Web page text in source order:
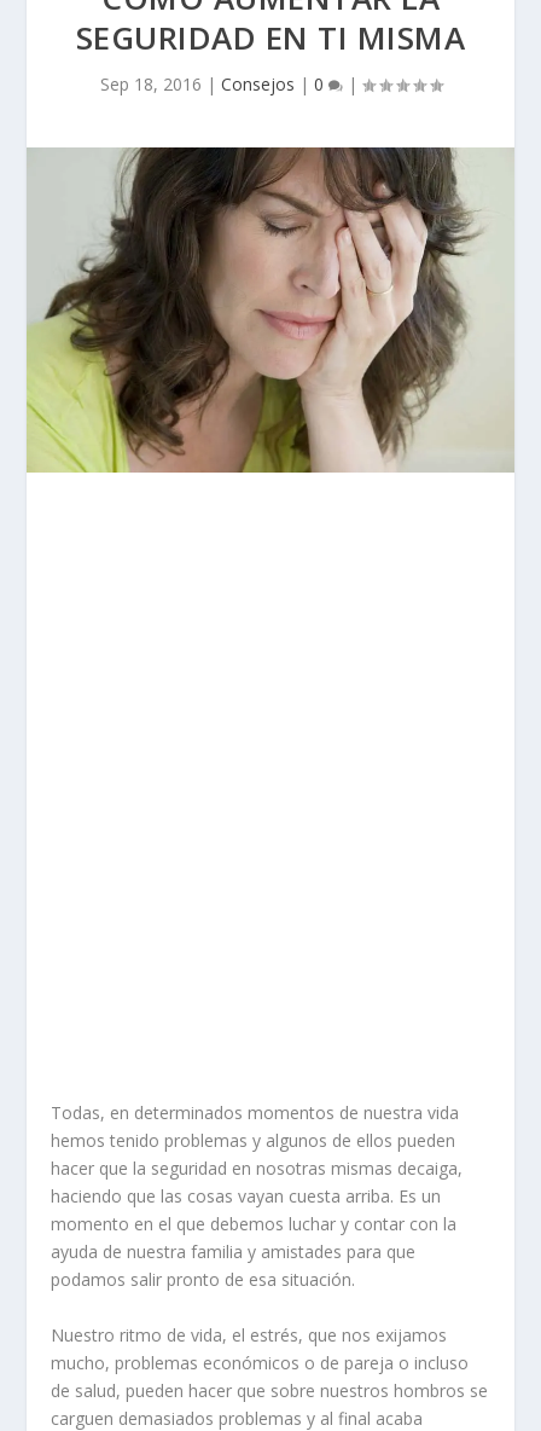
SEGURIDAD EN TI MISMA
Sep 18, 2016 | Consejos | 0 |
Todas, en determinados momentos de nuestra vida
hemos tenido problemas y algunos de ellos pueden
hacer que la seguridad en nosotras mismas decaiga,
haciendo que las cosas vayan cuesta arriba. Es un
momento en el que debemos luchar y contar con la
ayuda de nuestra familia y amistades para que
podamos salir pronto de esa situación.
Nuestro ritmo de vida, el estrés, que nos exijamos
mucho, problemas económicos o de pareja o incluso
de salud, pueden hacer que sobre nuestros hombros se
carguen demasiados problemas y al final acaba